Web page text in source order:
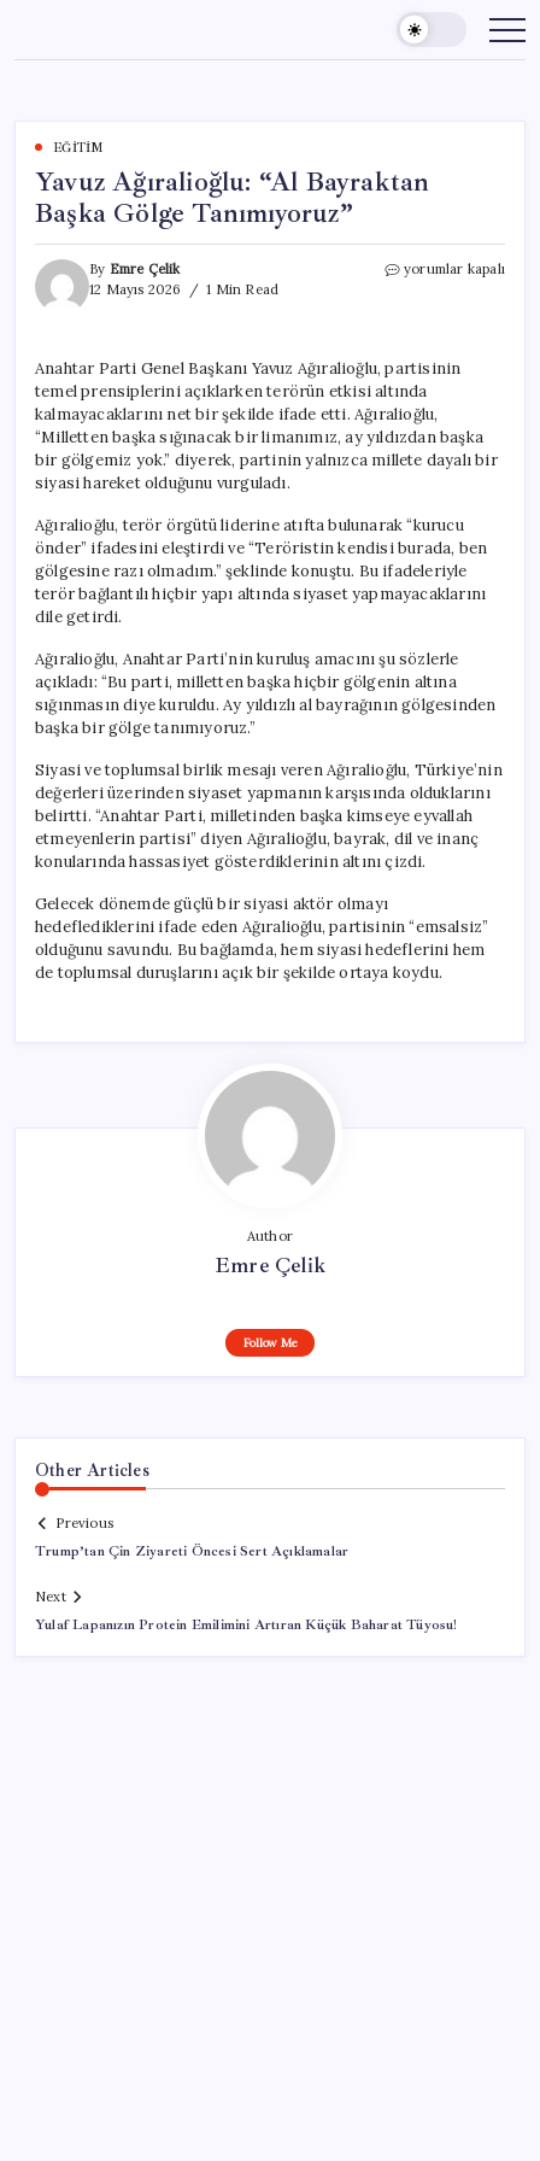
content
EĞITIM
Yavuz Ağıralioğlu: “Al Bayraktan
Başka Gölge Tanımıyoruz”
By Emre Çelik
12 Mayıs 2026
1 Min Read
Yavuz
Gölge
Tanımıyoruz”
için
yorumlar kapalı
Anahtar Parti Genel Başkanı Yavuz Ağıralioğlu, partisinin
temel prensiplerini açıklarken terörün etkisi altında
kalmayacaklarını net bir şekilde ifade etti. Ağıralioğlu,
“Milletten başka sığınacak bir limanımız, ay yıldızdan başka
bir gölgemiz yok.” diyerek, partinin yalnızca millete dayalı bir
siyasi hareket olduğunu vurguladı.
Ağıralioğlu, terör örgütü liderine atıfta bulunarak “kurucu
önder” ifadesini eleştirdi ve “Teröristin kendisi burada, ben
gölgesine razı olmadım.” şeklinde konuştu. Bu ifadeleriyle
terör bağlantılı hiçbir yapı altında siyaset yapmayacaklarını
dile getirdi.
Ağıralioğlu, Anahtar Parti’nin kuruluş amacını şu sözlerle
açıkladı: “Bu parti, milletten başka hiçbir gölgenin altına
sığınmasın diye kuruldu. Ay yıldızlı al bayrağının gölgesinden
başka bir gölge tanımıyoruz.”
Siyasi ve toplumsal birlik mesajı veren Ağıralioğlu, Türkiye’nin
değerleri üzerinden siyaset yapmanın karşısında olduklarını
belirtti. “Anahtar Parti, milletinden başka kimseye eyvallah
etmeyenlerin partisi” diyen Ağıralioğlu, bayrak, dil ve inanç
konularında hassasiyet gösterdiklerinin altını çizdi.
Gelecek dönemde güçlü bir siyasi aktör olmayı
hedeflediklerini ifade eden Ağıralioğlu, partisinin “emsalsiz”
olduğunu savundu. Bu bağlamda, hem siyasi hedeflerini hem
de toplumsal duruşlarını açık bir şekilde ortaya koydu.
Author
Emre Çelik
Follow Me
Other Articles
Previous
Trump’tan Çin Ziyareti Öncesi Sert Açıklamalar
Next
Yulaf Lapanızın Protein Emilimini Artıran Küçük Baharat Tüyosu!